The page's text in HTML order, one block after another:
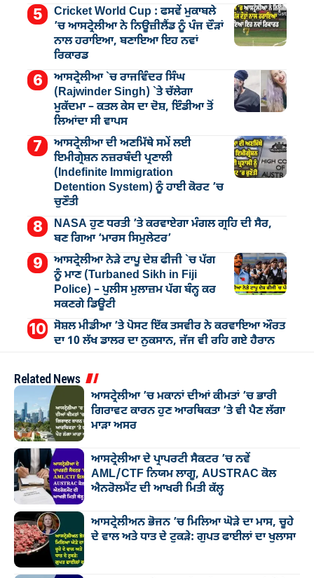
Cricket World Cup : ਫਸਵੇਂ ਮੁਕਾਬਲੇ
’ਚ ਆਸਟ੍ਰੇਲੀਆ ਨੇ ਨਿਊਜ਼ੀਲੈਂਡ ਨੂੰ ਪੰਜ ਦੌੜਾਂ
ਨਾਲ ਹਰਾਇਆ, ਬਣਾਇਆ ਇਹ ਨਵਾਂ
ਰਿਕਾਰਡ
ਆਸਟ੍ਰੇਲੀਆ `ਚ ਰਾਜਵਿੰਦਰ ਸਿੰਘ
(Rajwinder Singh) `ਤੇ ਚੱਲੇਗਾ
ਮੁੁਕੱਦਮਾ – ਕਤਲ ਕੇਸ ਦਾ ਦੋਸ਼, ਇੰਡੀਆ ਤੋਂ
ਲਿਆਂਦਾ ਸੀ ਵਾਪਸ
ਆਸਟ੍ਰੇਲੀਆ ਦੀ ਅਣਮਿੱਥੇ ਸਮੇਂ ਲਈ
ਇਮੀਗ੍ਰੇਸ਼ਨ ਨਜ਼ਰਬੰਦੀ ਪ੍ਰਣਾਲੀ
(Indefinite Immigration
Detention System) ਨੂੰ ਹਾਈ ਕੋਰਟ ’ਚ
ਚੁਣੌਤੀ
NASA ਹੁਣ ਧਰਤੀ ’ਤੇ ਕਰਵਾਏਗਾ ਮੰਗਲ ਗ੍ਰਹਿ ਦੀ ਸੈਰ,
ਬਣ ਗਿਆ ‘ਮਾਰਸ ਸਿਮੁਲੇਟਰ’
ਆਸਟ੍ਰੇਲੀਆ ਨੇੜੇ ਟਾਪੂ ਦੇਸ਼ ਫੀਜੀ `ਚ ਪੱਗ
ਨੂੰ ਮਾਣ (Turbaned Sikh in Fiji
Police) – ਪੁਲੀਸ ਮੁਲਾਜ਼ਮ ਪੱਗ ਬੰਨ੍ਹ ਕਰ
ਸਕਣਗੇ ਡਿਊਟੀ
ਸੋਸ਼ਲ ਮੀਡੀਆ ’ਤੇ ਪੋਸਟ ਇੱਕ ਤਸਵੀਰ ਨੇ ਕਰਵਾਇਆ ਔਰਤ
ਦਾ 10 ਲੱਖ ਡਾਲਰ ਦਾ ਨੁਕਸਾਨ, ਜੱਜ ਵੀ ਰਹਿ ਗਏ ਹੈਰਾਨ
Related News
ਆਸਟ੍ਰੇਲੀਆ ’ਚ ਮਕਾਨਾਂ ਦੀਆਂ ਕੀਮਤਾਂ ’ਚ ਭਾਰੀ
ਗਿਰਾਵਟ ਕਾਰਨ ਹੁਣ ਆਰਥਿਕਤਾ ’ਤੇ ਵੀ ਪੈਣ ਲੱਗਾ
ਮਾੜਾ ਅਸਰ
ਆਸਟ੍ਰੇਲੀਆ ਦੇ ਪ੍ਰਾਪਰਟੀ ਸੈਕਟਰ ’ਚ ਨਵੇਂ
AML/CTF ਨਿਯਮ ਲਾਗੂ, AUSTRAC ਕੋਲ
ਐਨਰੋਲਮੈਂਟ ਦੀ ਆਖਰੀ ਮਿਤੀ ਕੱਲ੍ਹ
ਆਸਟ੍ਰੇਲੀਅਨ ਭੋਜਨ ’ਚ ਮਿਲਿਆ ਘੋੜੇ ਦਾ ਮਾਸ, ਚੂਹੇ
ਦੇ ਵਾਲ ਅਤੇ ਧਾਤ ਦੇ ਟੁਕੜੇ: ਗੁਪਤ ਫਾਈਲਾਂ ਦਾ ਖੁਲਾਸਾ